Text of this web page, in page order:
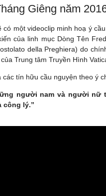
Giêng năm
một videoclip minh hoạ ý
của linh mục Dòng Tên
della Preghiera) do
Trung tâm Truyền Hình
tín hữu cầu nguyện theo ý
người nam và người nữ
công lý.”